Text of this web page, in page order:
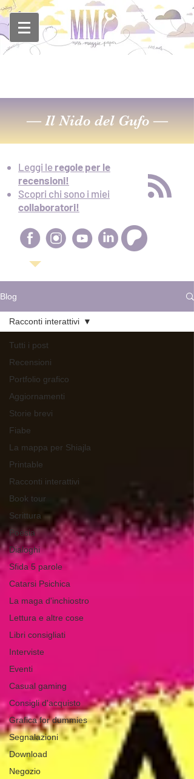
— Il Nido del Gufo —
Leggi le regole per le
recensioni!
Scopri chi sono i miei
collaboratori!
Blog
Tutti i post
Recensioni
Portfolio grafico
Aggiornamenti
Storie brevi
Fiabe
La mappa per Shiajla
Printable
Racconti interattivi
Book tour
Scrittura
Poesia
Dialoghi
Sfida 5 parole
Catarsi Psichica
La maga d'inchiostro
Lettura e altre cose
Libri consigliati
Interviste
Eventi
Casual gaming
Consigli d'acquisto
Grafica for dummies
Segnalazioni
Download
Negozio
Racconti interattivi